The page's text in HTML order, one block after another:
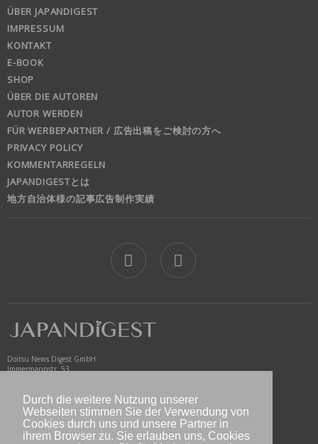
Durch die weitere Nutzung unserer
Webseiten stimmen Sie der Verwendung von
Cookies durch uns und unsere Partner in
ihrem Browser zu. Sie erlauben uns, Cookies
ÜBER JAPANDIGEST
IMPRESSUM
KONTAKT
E-BOOK
SHOP
ÜBER DIE AUTOREN
AUTOR WERDEN
FÜR WERBEPARTNER / 広告出稿をご検討の方へ
PRIVACY POLICY
KOMMENTARREGELN
JAPANDIGESTとは
地方自治体様の記事広告制作実績
Doitsu News Digest GmbH
Immermannstr. 53
www.newsdigest.de
info@japandigest.de